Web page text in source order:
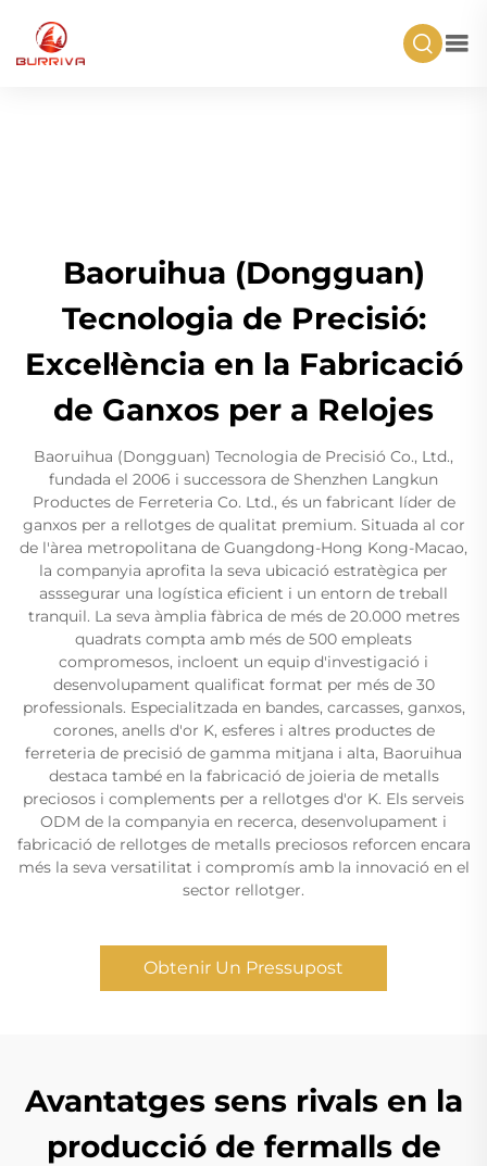
Baoruihua (Dongguan)
Tecnologia de Precisió:
Excel·lència en la Fabricació
de Ganxos per a Relojes
Baoruihua (Dongguan) Tecnologia de Precisió Co., Ltd.,
fundada el 2006 i successora de Shenzhen Langkun
Productes de Ferreteria Co. Ltd., és un fabricant líder de
ganxos per a rellotges de qualitat premium. Situada al cor
de l'àrea metropolitana de Guangdong-Hong Kong-Macao,
la companyia aprofita la seva ubicació estratègica per
asssegurar una logística eficient i un entorn de treball
tranquil. La seva àmplia fàbrica de més de 20.000 metres
quadrats compta amb més de 500 empleats
compromesos, incloent un equip d'investigació i
desenvolupament qualificat format per més de 30
professionals. Especialitzada en bandes, carcasses, ganxos,
corones, anells d'or K, esferes i altres productes de
ferreteria de precisió de gamma mitjana i alta, Baoruihua
destaca també en la fabricació de joieria de metalls
preciosos i complements per a rellotges d'or K. Els serveis
ODM de la companyia en recerca, desenvolupament i
fabricació de rellotges de metalls preciosos reforcen encara
més la seva versatilitat i compromís amb la innovació en el
sector rellotger.
Obtenir Un Pressupost
Avantatges sens rivals en la
producció de fermalls de